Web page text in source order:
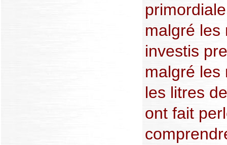
malgré les
investis
malgré les
les litres
ont fait